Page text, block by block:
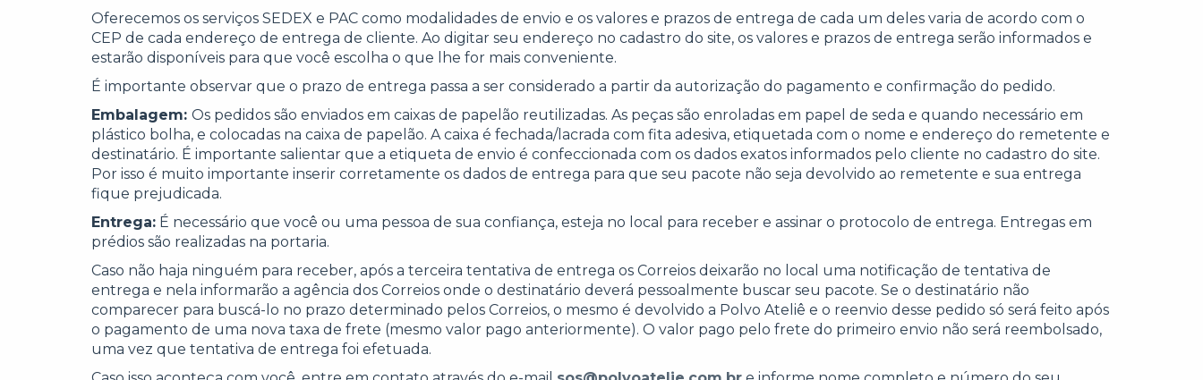
Oferecemos os serviços SEDEX e PAC como modalidades de envio e os valores e prazos de entrega de cada um deles varia de acordo com o
CEP de cada endereço de entrega de cliente. Ao digitar seu endereço no cadastro do site, os valores e prazos de entrega serão informados e
estarão disponíveis para que você escolha o que lhe for mais conveniente.
É importante observar que o prazo de entrega passa a ser considerado a partir da autorização do pagamento e confirmação do pedido.
Embalagem: Os pedidos são enviados em caixas de papelão reutilizadas. As peças são enroladas em papel de seda e quando necessário em
plástico bolha, e colocadas na caixa de papelão. A caixa é fechada/lacrada com fita adesiva, etiquetada com o nome e endereço do remetente e
destinatário. É importante salientar que a etiqueta de envio é confeccionada com os dados exatos informados pelo cliente no cadastro do site.
Por isso é muito importante inserir corretamente os dados de entrega para que seu pacote não seja devolvido ao remetente e sua entrega
fique prejudicada.
Entrega: É necessário que você ou uma pessoa de sua confiança, esteja no local para receber e assinar o protocolo de entrega. Entregas em
prédios são realizadas na portaria.
Caso não haja ninguém para receber, após a terceira tentativa de entrega os Correios deixarão no local uma notificação de tentativa de
entrega e nela informarão a agência dos Correios onde o destinatário deverá pessoalmente buscar seu pacote. Se o destinatário não
comparecer para buscá-lo no prazo determinado pelos Correios, o mesmo é devolvido a Polvo Ateliê e o reenvio desse pedido só será feito após
o pagamento de uma nova taxa de frete (mesmo valor pago anteriormente). O valor pago pelo frete do primeiro envio não será reembolsado,
uma vez que tentativa de entrega foi efetuada.